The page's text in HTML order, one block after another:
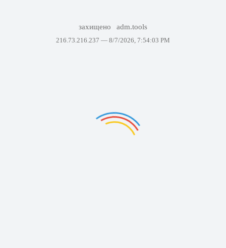
захищено adm.tools
216.73.216.237 — 8/7/2026, 7:54:03 PM